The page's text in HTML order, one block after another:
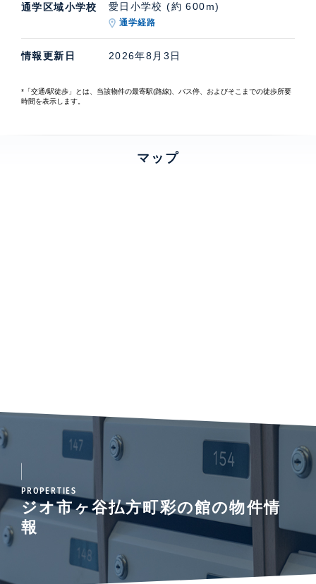
通学区域小学校 愛日小学校 (約 600m)
通学経路
情報更新日 2026年8月3日
*「交通/駅徒歩」とは、当該物件の最寄駅(路線)、バス停、およびそこまでの徒歩所要
時間を表示します。
マップ
PROPERTIES
ジオ市ヶ谷払方町彩の館の物件情
報